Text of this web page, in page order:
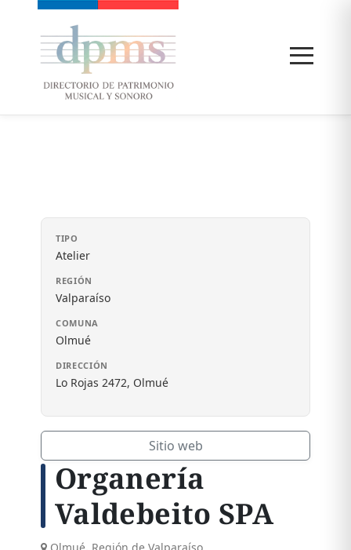
TIPO
Atelier
REGIÓN
Valparaíso
COMUNA
Olmué
DIRECCIÓN
Lo Rojas 2472, Olmué
Sitio web
Organería
Valdebeito SPA